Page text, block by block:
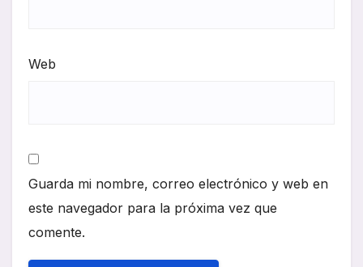
Web
Guarda mi nombre, correo electrónico y web en
este navegador para la próxima vez que
comente.